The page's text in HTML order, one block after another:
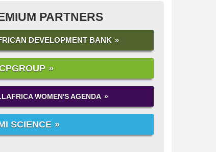
PARTNERS
DEVELOPMENT BANK
WOMEN'S AGENDA
SCIENCE